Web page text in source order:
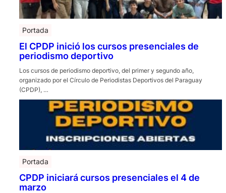
Portada
El CPDP inició los cursos presenciales de
periodismo deportivo
Los cursos de periodismo deportivo, del primer y segundo año,
organizado por el Círculo de Periodistas Deportivos del Paraguay
(CPDP), …
Portada
CPDP iniciará cursos presenciales el 4 de
marzo